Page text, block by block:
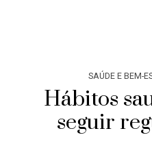
SAÚDE E BEM-
Hábitos
seguir